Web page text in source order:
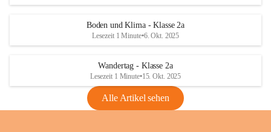
Boden und Klima - Klasse 2a
Lesezeit 1 Minute•6. Okt. 2025
Wandertag - Klasse 2a
Lesezeit 1 Minute•15. Okt. 2025
Alle Artikel sehen